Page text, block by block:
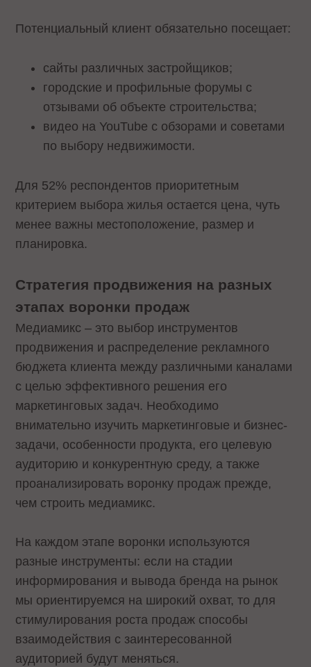
Потенциальный клиент обязательно посещает:
сайты различных застройщиков;
городские и профильные форумы с
отзывами об объекте строительства;
видео на YouTube с обзорами и советами
по выбору недвижимости.
Для 52% респондентов приоритетным
критерием выбора жилья остается цена, чуть
менее важны местоположение, размер и
планировка.
Стратегия продвижения на разных
этапах воронки продаж
Медиамикс – это выбор инструментов
продвижения и распределение рекламного
бюджета клиента между различными каналами
с целью эффективного решения его
маркетинговых задач. Необходимо
внимательно изучить маркетинговые и бизнес-
задачи, особенности продукта, его целевую
аудиторию и конкурентную среду, а также
проанализировать воронку продаж прежде,
чем строить медиамикс.
На каждом этапе воронки используются
разные инструменты: если на стадии
информирования и вывода бренда на рынок
мы ориентируемся на широкий охват, то для
стимулирования роста продаж способы
взаимодействия с заинтересованной
аудиторией будут меняться.